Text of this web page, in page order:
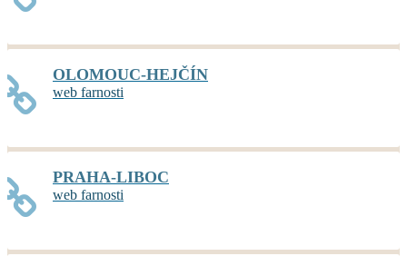
OLOMOUC-HEJČÍN
web farnosti
PRAHA-LIBOC
web farnosti